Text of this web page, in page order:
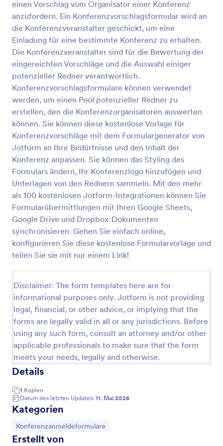
einen Vorschlag vom Organisator einer Konferenz
anzufordern. Ein Konferenzvorschlagsformular wird an
die Konferenzveranstalter geschickt, um eine
Einladung für eine bestimmte Konferenz zu erhalten.
Die Konferenzveranstalter sind für die Bewertung der
eingereichten Vorschläge und die Auswahl einiger
potenzieller Redner verantwortlich.
Konferenzvorschlagsformulare können verwendet
werden, um einen Pool potenzieller Redner zu
erstellen, den die Konferenzorganisatoren auswerten
können. Sie können diese kostenlose Vorlage für
Konferenzvorschläge mit dem Formulargenerator von
Jotform an Ihre Bedürfnisse und den Inhalt der
Konferenz anpassen. Sie können das Styling des
Formulars ändern, Ihr Konferenzlogo hinzufügen und
Unterlagen von den Rednern sammeln. Mit den mehr
als 100 kostenlosen Jotform-Integrationen können Sie
Formularübermittlungen mit Ihren Google Sheets,
Google Drive und Dropbox-Dokumenten
synchronisieren. Gehen Sie einfach online,
konfigurieren Sie diese kostenlose Formularvorlage und
teilen Sie sie mit nur einem Link!
Disclaimer: The form templates here are for
informational purposes only. Jotform is not providing
legal, financial, or other advice, or implying that the
forms are legally valid in all or any jurisdictions. Before
using any such form, consult an attorney and/or other
applicable professionals to make sure that the form
meets your needs, legally and otherwise.
Details
1 Kopien
Datum des letzten Updates: 11. Mai 2026
Kategorien
Zur Kategorie:
Konferenzanmeldeformulare
Erstellt von
er/sie kommen wird, und eine kurze Frage, wie
er/sie von dem Workshop erfahren hat. Diese
Vorlage enthält auch ein Zahlungsfeld für den Fall,
dass Sie eine Eintrittsgebühr für die Veranstaltung
erheben. So haben Sie eine gute Grundlage um aus
der allgemeinen Workshop-Anmeldung eine perfekt
auf Sie zugeschnittene zu erstellen. Bei Fragen zur
Anpassung hilft der Jotform Support kompetent
weiter.
Vorschau
Anmeldeformular Seminar Muster
Unsere kostenloses und anpassbares
Ihnen, den Anmeldeprozess für jedes Seminar zu
standardisieren.
Go to Category:
Konferenzanmeldeformulare
Vorlage verwenden
Vorschau